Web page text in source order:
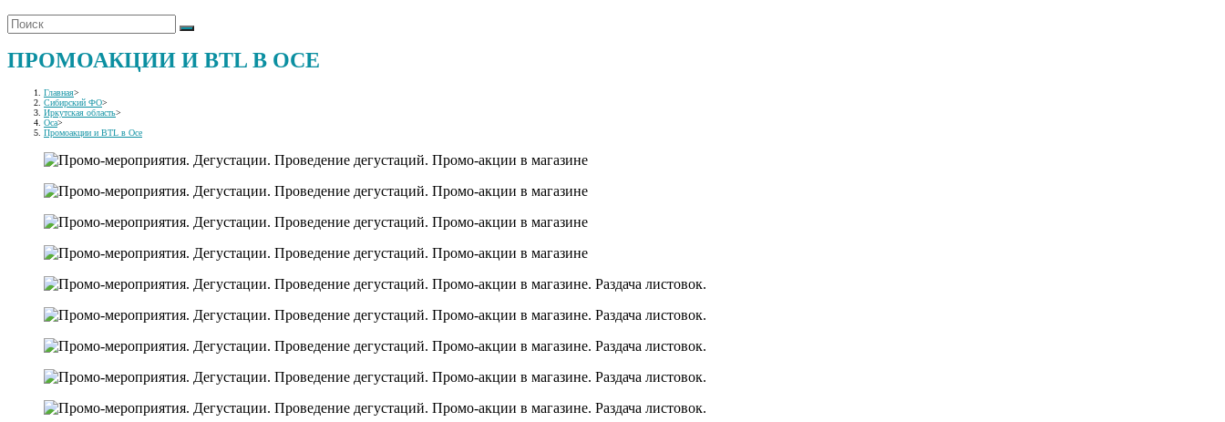
ПРОМОАКЦИИ И BTL В ОСЕ
Главная>
Сибирский ФО>
Иркутская область>
Оса>
Промоакции и BTL в Осе